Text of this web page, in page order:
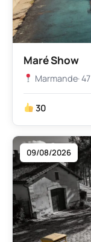
Maré Show
Marmande·
30
09/08/2026